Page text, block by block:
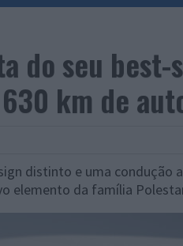
do seu best-
km de
distinto e uma condução
elemento da família